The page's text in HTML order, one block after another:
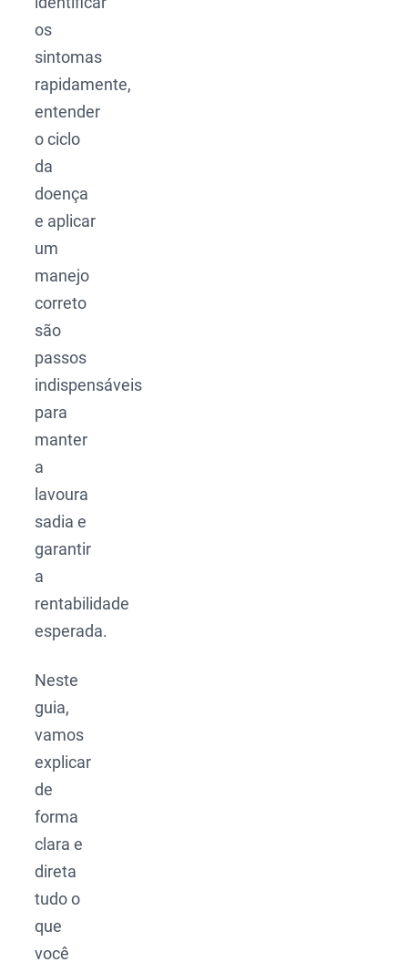
os
sintomas
rapidamente,
entender
o ciclo
da
doença
e aplicar
um
manejo
correto
são
passos
indispensáveis
para
manter
a
lavoura
sadia e
garantir
a
rentabilidade
esperada.
Neste
guia,
vamos
explicar
de
forma
clara e
direta
tudo o
que
você